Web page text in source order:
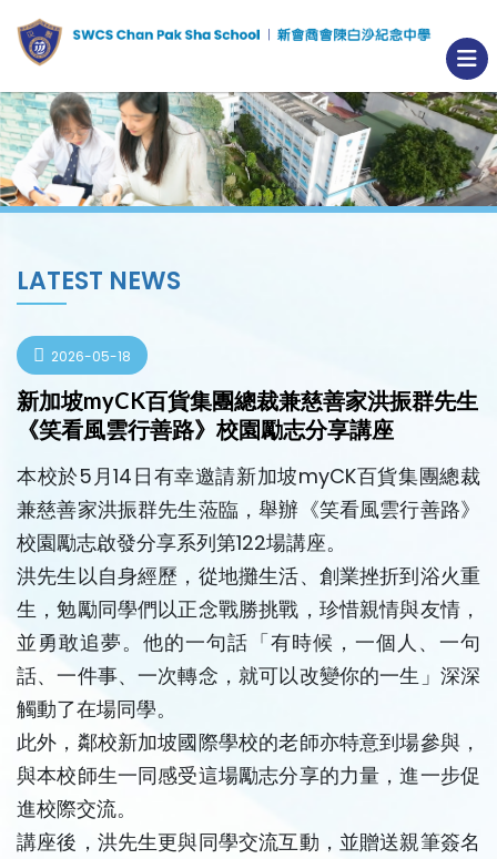
LATEST NEWS
2026-05-18
新加坡myCK百貨集團總裁兼慈善家洪振群先生
《笑看風雲行善路》校園勵志分享講座
本校於5月14日有幸邀請新加坡myCK百貨集團總裁
兼慈善家洪振群先生蒞臨，舉辦《笑看風雲行善路》
校園勵志啟發分享系列第122場講座。
洪先生以自身經歷，從地攤生活、創業挫折到浴火重
生，勉勵同學們以正念戰勝挑戰，珍惜親情與友情，
並勇敢追夢。他的一句話「有時候，一個人、一句
話、一件事、一次轉念，就可以改變你的一生」深深
觸動了在場同學。
此外，鄰校新加坡國際學校的老師亦特意到場參與，
與本校師生一同感受這場勵志分享的力量，進一步促
進校際交流。
講座後，洪先生更與同學交流互動，並贈送親筆簽名